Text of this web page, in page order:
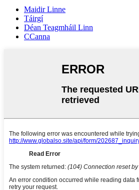
Maidir Linne
Táirgí
Déan Teagmháil Linn
CCanna